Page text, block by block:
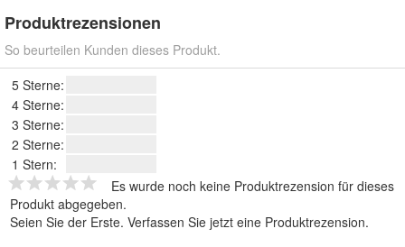
Produktrezensionen
So beurteilen Kunden dieses Produkt.
5 Sterne:
4 Sterne:
3 Sterne:
2 Sterne:
1 Stern:
Es wurde noch keine Produktrezension für dieses
Produkt abgegeben.
Seien Sie der Erste. Verfassen Sie jetzt eine Produktrezension.